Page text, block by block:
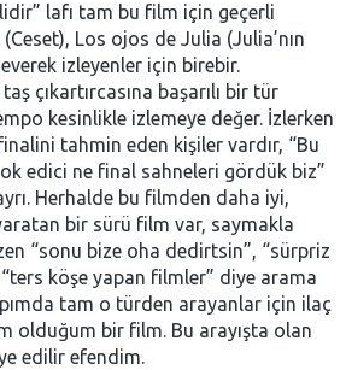
lafı tam bu film için geçerli
Los ojos de Julia (Julia’nın
izleyenler için birebir.
çıkartırcasına başarılı bir tür
kesinlikle izlemeye değer. İzlerken
tahmin eden kişiler vardır, “Bu
edici ne final sahneleri gördük biz”
Herhalde bu filmden daha iyi,
bir sürü film var, saymakla
“sonu bize oha dedirtsin”, “sürpriz
köşe yapan filmler” diye arama
tam o türden arayanlar için ilaç
olduğum bir film. Bu arayışta olan
edilir efendim.